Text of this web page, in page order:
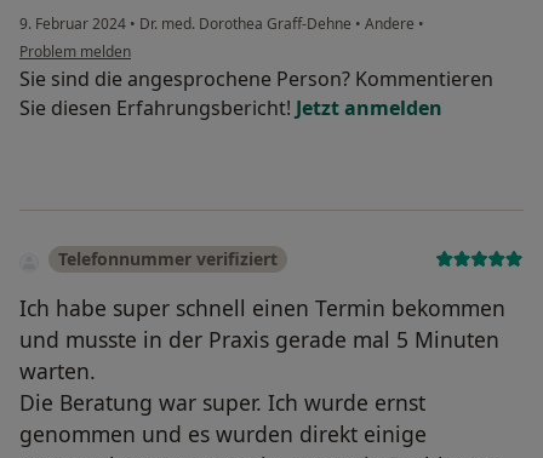
9. Februar 2024 • Dr. med. Dorothea Graff-Dehne • Andere •
Problem melden
Sie sind die angesprochene Person? Kommentieren
Sie diesen Erfahrungsbericht! Jetzt anmelden
Telefonnummer verifiziert
Ich habe super schnell einen Termin bekommen
und musste in der Praxis gerade mal 5 Minuten
warten.
Die Beratung war super. Ich wurde ernst
genommen und es wurden direkt einige